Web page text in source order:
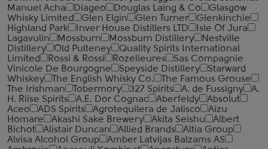
Manuel Acha
Diageo Douglas Laing & Co
Glasgow
Whisky Limited
Glen Elgin Glen Turner
Glenkinchie
Highland Park
Inver House Distillers LTD
Isle Of Jura
Lagavulin
Mossburn Mossburn Distillery
Nestville
Distillery
Old Pulteney
Quality Spirits International
Limited
Rossi & Rossi Rozelieures
Sas Compagnie
Vinicole De Bourgogne
Speyside Distillery
Starward
Whiskey
The English Whisky Co.
The Famous Grouse
The Irishman
Tobermory 327 Spirits A. de Fussigny
A.
H. Riise Spirits
A.E. Dor Cognac Aberfeldy
Absolut
Aceo
ADS Spirits Agrotequilera de Jalisco
Aizu
Homare
Akashi Sake Brewery Akita Seishu
Albert
Bichot
Alistair Duncan Allied Brands
Altia Group
Alvisa Alcohol Group
Amber Latvijas Balzams AS